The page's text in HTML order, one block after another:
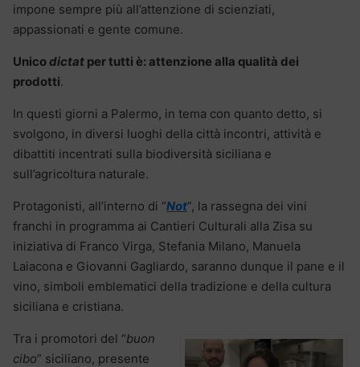
impone sempre più all’attenzione di scienziati,
appassionati e gente comune.
Unicodictat per tutti è: attenzione alla qualità dei
prodotti.
In questi giorni a Palermo, in tema con quanto detto, si
svolgono, in diversi luoghi della città incontri, attività e
dibattiti incentrati sulla biodiversità siciliana e
sull’agricoltura naturale.
Protagonisti, all’interno di “Not”, la rassegna dei vini
franchi in programma ai Cantieri Culturali alla Zisa su
iniziativa di Franco Virga, Stefania Milano, Manuela
Laiacona e Giovanni Gagliardo, saranno dunque il pane e il
vino, simboli emblematici della tradizione e della cultura
siciliana e cristiana.
Tra i promotori del “buon
cibo” siciliano, presente